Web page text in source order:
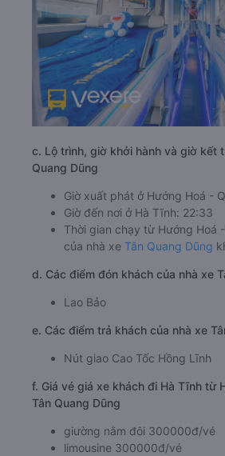
c. Lộ trình, giờ khởi hành và giờ kết
Quang Dũng
Giờ xuất phát ở Hướng Hoá -
Giờ đến nơi ở Hà Tĩnh: 22:33
Thời gian chạy từ Hướng Hoá
của nhà xe Tân Quang Dũng
d. Các điểm đón khách của nhà xe
Lao Bảo
e. Các điểm trả khách của nhà xe
Nút giao Cao Tốc Hồng Lĩnh
f. Giá vé giá xe khách đi Hà Tĩnh từ
Tân Quang Dũng
giường nằm đôi 300000đ/vé
limousine 300000đ/vé